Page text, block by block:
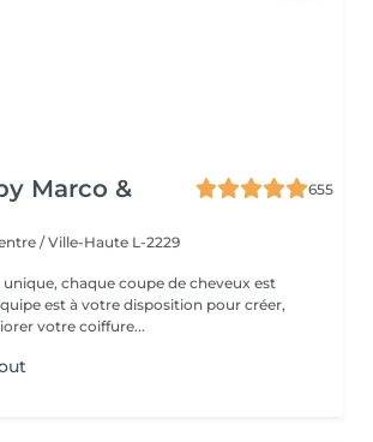
Marco &
655
/ Ville-Haute L-2229
chaque coupe de cheveux est
est à votre disposition pour créer,
votre coiffure...